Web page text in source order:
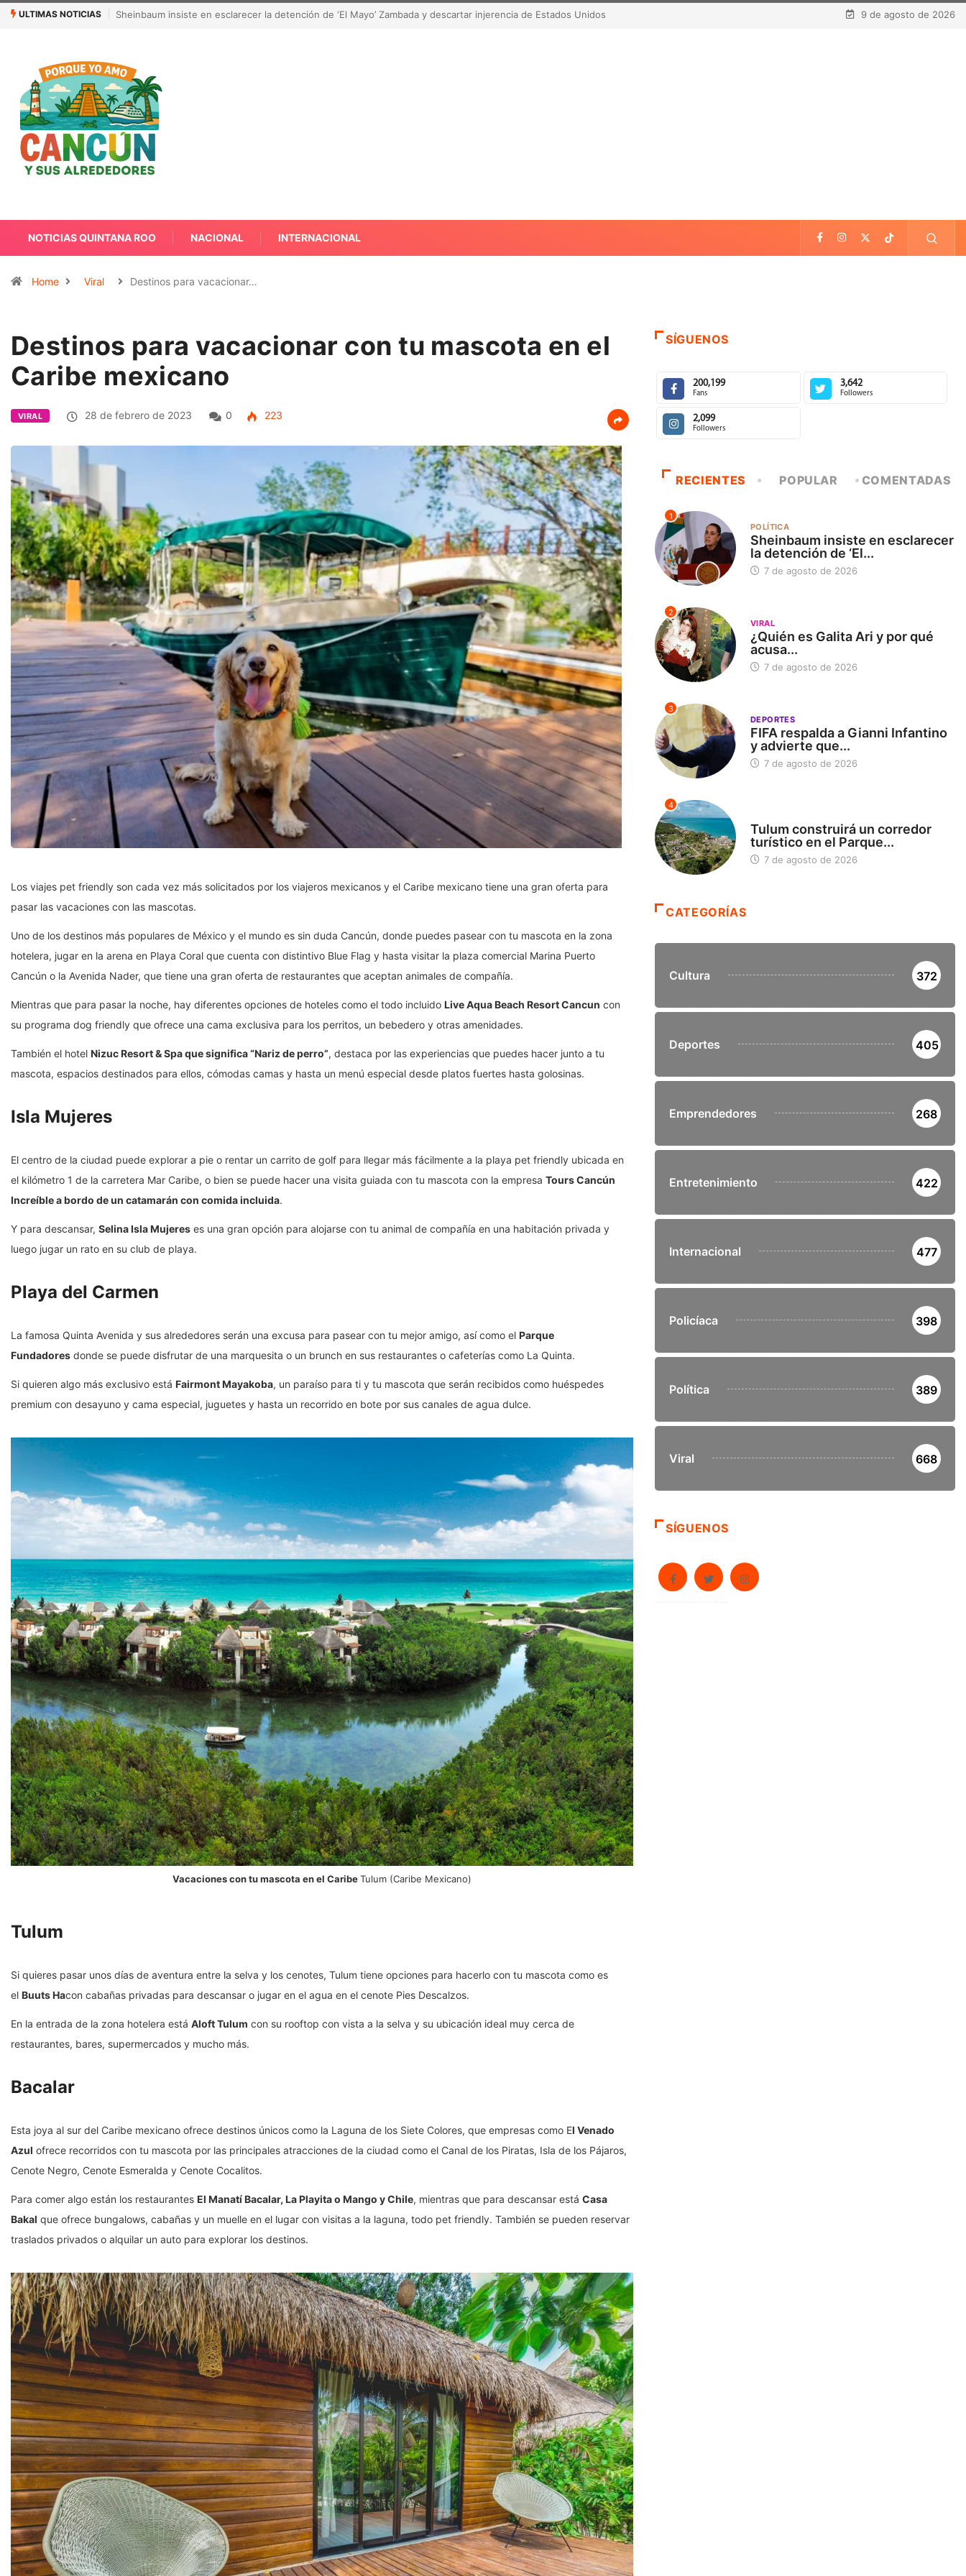
ULTIMAS NOTICIAS ¿Quién es Galita Ari y por qué acusa a RoRo de robar contenido? La polémica que sacude las redes sociales 9 de agosto de 2026
NOTICIAS QUINTANA ROO NACIONAL INTERNACIONAL
Home Viral Destinos para vacacionar…
Destinos para vacacionar con tu mascota en el
Caribe mexicano
VIRAL 28 de febrero de 2023 0 223
Los viajes pet friendly son cada vez más solicitados por los viajeros mexicanos y el Caribe mexicano tiene una gran oferta para
pasar las vacaciones con las mascotas.
Uno de los destinos más populares de México y el mundo es sin duda Cancún, donde puedes pasear con tu mascota en la zona
hotelera, jugar en la arena en Playa Coral que cuenta con distintivo Blue Flag y hasta visitar la plaza comercial Marina Puerto
Cancún o la Avenida Nader, que tiene una gran oferta de restaurantes que aceptan animales de compañía.
Mientras que para pasar la noche, hay diferentes opciones de hoteles como el todo incluido Live Aqua Beach Resort Cancun con
su programa dog friendly que ofrece una cama exclusiva para los perritos, un bebedero y otras amenidades.
También el hotel Nizuc Resort & Spa que significa “Nariz de perro”, destaca por las experiencias que puedes hacer junto a tu
mascota, espacios destinados para ellos, cómodas camas y hasta un menú especial desde platos fuertes hasta golosinas.
Isla Mujeres
El centro de la ciudad puede explorar a pie o rentar un carrito de golf para llegar más fácilmente a la playa pet friendly ubicada en
el kilómetro 1 de la carretera Mar Caribe, o bien se puede hacer una visita guiada con tu mascota con la empresa Tours Cancún
Increíble a bordo de un catamarán con comida incluida.
Y para descansar, Selina Isla Mujeres es una gran opción para alojarse con tu animal de compañía en una habitación privada y
luego jugar un rato en su club de playa.
Playa del Carmen
La famosa Quinta Avenida y sus alrededores serán una excusa para pasear con tu mejor amigo, así como el Parque
Fundadores donde se puede disfrutar de una marquesita o un brunch en sus restaurantes o cafeterías como La Quinta.
Si quieren algo más exclusivo está Fairmont Mayakoba, un paraíso para ti y tu mascota que serán recibidos como huéspedes
premium con desayuno y cama especial, juguetes y hasta un recorrido en bote por sus canales de agua dulce.
Vacaciones con tu mascota en el CaribeTulum (Caribe Mexicano)
Tulum
Si quieres pasar unos días de aventura entre la selva y los cenotes, Tulum tiene opciones para hacerlo con tu mascota como es
el Buuts Hacon cabañas privadas para descansar o jugar en el agua en el cenote Pies Descalzos.
En la entrada de la zona hotelera está Aloft Tulum con su rooftop con vista a la selva y su ubicación ideal muy cerca de
restaurantes, bares, supermercados y mucho más.
Bacalar
Esta joya al sur del Caribe mexicano ofrece destinos únicos como la Laguna de los Siete Colores, que empresas como El Venado
Azul ofrece recorridos con tu mascota por las principales atracciones de la ciudad como el Canal de los Piratas, Isla de los Pájaros,
Cenote Negro, Cenote Esmeralda y Cenote Cocalitos.
Para comer algo están los restaurantes El Manatí Bacalar, La Playita o Mango y Chile, mientras que para descansar está Casa
Bakal que ofrece bungalows, cabañas y un muelle en el lugar con visitas a la laguna, todo pet friendly. También se pueden reservar
traslados privados o alquilar un auto para explorar los destinos.
SÍGUENOS
200,199
Fans
3,642
Followers
2,099
Followers
RECIENTES POPULAR COMENTADAS
1
POLÍTICA
Sheinbaum insiste en esclarecer
la detención de ‘El...
7 de agosto de 2026
2
VIRAL
¿Quién es Galita Ari y por qué
acusa...
7 de agosto de 2026
3
DEPORTES
FIFA respalda a Gianni Infantino
y advierte que...
7 de agosto de 2026
4
Tulum construirá un corredor
turístico en el Parque...
7 de agosto de 2026
CATEGORÍAS
Cultura 372
Deportes 405
Emprendedores 268
Entretenimiento 422
Internacional 477
Policíaca 398
Política 389
Viral 668
SÍGUENOS